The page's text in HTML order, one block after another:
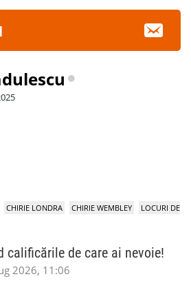
CHIRIE LONDRA CHIRIE WEMBLEY
LOCURI DE
calificările de care ai nevoie!
2026, 11:06